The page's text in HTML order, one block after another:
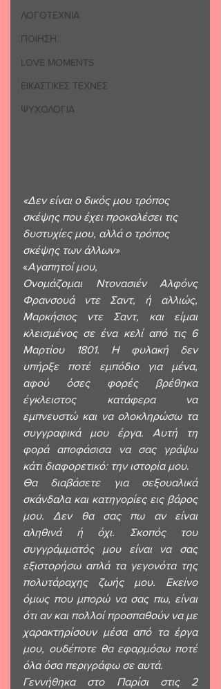
ΛΟΓΟΤΕΧΝΙΑ
ΠΟΙΗΣΗ
LOVE MOMENTS
ΕΙΚΑΣΤΙΚΕΣ ΤΕΧΝΕΣ
ΨΥΧΟΛΟΓΙΑ
«Δεν είναι ο δικός μου τρόπος
σκέψης που έχει προκαλέσει τις
δυστυχίες μου, αλλά ο τρόπος
σκέψης των άλλων»
«Αγαπητοί μου,
Ονομάζομαι Ντονασιέν Αλφόνς
Φρανσουά ντε Σαντ, ή αλλιώς,
Μαρκήσιος ντε Σαντ, και είμαι
κλεισμένος σε ένα κελί από τις 6
Μαρτίου 1801. Η φυλακή δεν
υπήρξε ποτέ εμπόδιο για μένα,
αφού όσες φορές βρέθηκα
έγκλειστος κατάφερα να
εμπνευστώ και να ολοκληρώσω τα
συγγραφικά μου έργα. Αυτή τη
φορά αποφάσισα να σας γράψω
κάτι διαφορετικό: την ιστορία μου.
Θα διαβάσετε για σεξουαλικά
σκάνδαλα και κατηγορίες εις βάρος
μου. Δεν θα σας πω αν είναι
αληθινά ή όχι. Σκοπός του
συγγράμματός μου είναι να σας
εξιστορήσω απλά τα γεγονότα της
πολυτάραχης ζωής μου. Εκείνο
όμως που μπορώ να σας πω, είναι
ότι αν και πολλοί προσπαθούν να με
χαρακτηρίσουν μέσα από τα έργα
μου, ουδέποτε θα εφαρμόσω ποτέ
όλα όσα περιγράφω σε αυτά.
Γεννήθηκα στο Παρίσι στις 2